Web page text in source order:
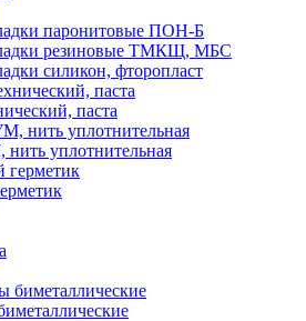
паронитовые ПОН-Б
резиновые ТМКЩ, МБС
силикон, фторопласт
паста
уплотнительная